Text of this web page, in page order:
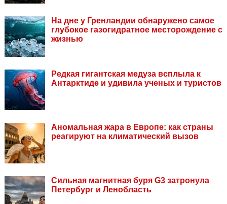
На дне у Гренландии обнаружено самое
глубокое газогидратное месторождение с
жизнью
Редкая гигантская медуза всплыла к
Антарктиде и удивила ученых и туристов
Аномальная жара в Европе: как страны
реагируют на климатический вызов
Сильная магнитная буря G3 затронула
Петербург и Ленобласть